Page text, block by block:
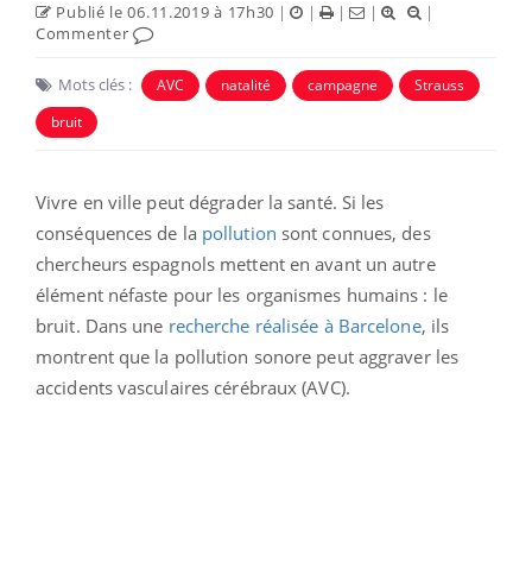
Publié le 06.11.2019 à 17h30 | | | |
|
Commenter
Mots clés : AVC natalité campagne
Strauss
bruit
Vivre en ville peut dégrader la santé. Si les
conséquences de la pollution sont connues, des
chercheurs espagnols mettent en avant un autre
élément néfaste pour les organismes humains : le
bruit. Dans une recherche réalisée à Barcelone, ils
montrent que la pollution sonore peut aggraver les
accidents vasculaires cérébraux (AVC).